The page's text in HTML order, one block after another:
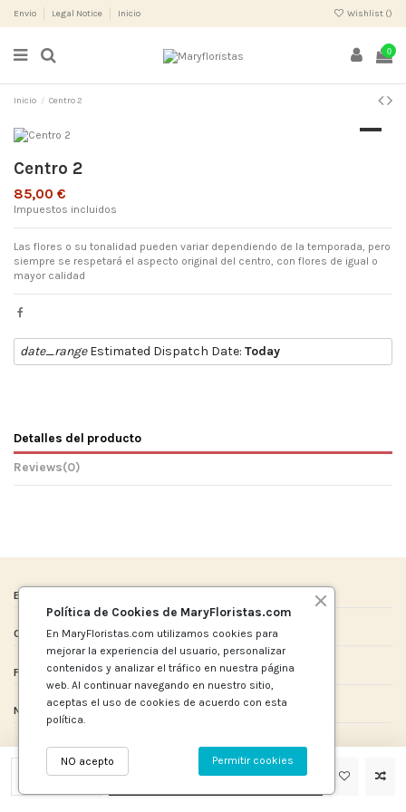
Envio Legal Notice Inicio Wishlist ()
0
Inicio Centro 2
Centro 2
85,00 €
Impuestos incluidos
Las flores o su tonalidad pueden variar dependiendo de la temporada, pero
siempre se respetará el aspecto original del centro, con flores de igual o
mayor calidad
Añadir al carrito
date_rangeEstimated Dispatch Date: Today
Detalles del producto
Reviews(0)
Enlaces de Interes
Contact us
Follow us
Newsletter
Política de Cookies de MaryFloristas.com
En MaryFloristas.com utilizamos cookies para
mejorar la experiencia del usuario, personalizar
contenidos y analizar el tráfico en nuestra página
web. Al continuar navegando en nuestro sitio,
aceptas el uso de cookies de acuerdo con esta
política.
Permitir cookies
NO acepto